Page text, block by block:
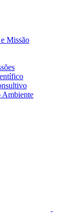
Missão
Ambiente